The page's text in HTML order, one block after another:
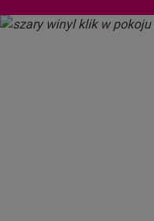
PANELE WINYLOWE